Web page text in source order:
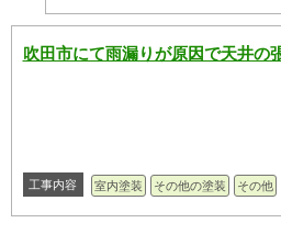
吹田市にて雨漏りが原因で天井の
工事内容 室内塗装 その他の塗装 その他